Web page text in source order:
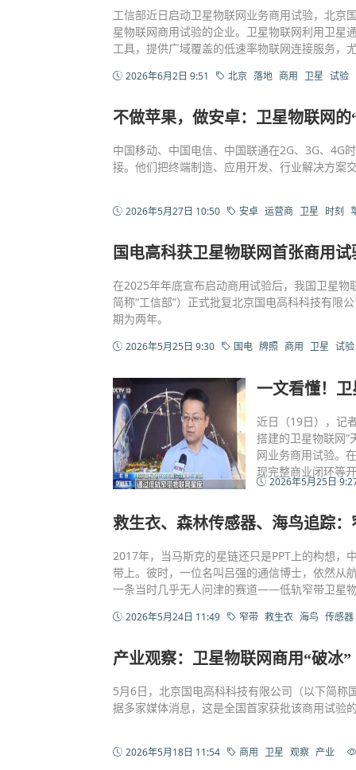
工信部近日启动卫星物联网业务商用试验，北京
星物联网商用试验的企业。卫星物联网利用卫星
工具，提供广域覆盖的低速率物联网连接服务，
2026年6月2日 9:51 北京 落地 商用 卫星 试验
不做苹果，做安卓：卫星物联网的
中国移动、中国电信、中国联通在2G、3G、4G
接。他们把终端制造、应用开发、行业解决方案
2026年5月27日 10:50 安卓 运营商 卫星 时刻
国电高科获卫星物联网首张商用
在2025年年底宣布启动商用试验后，我国卫星
简称“工信部”）正式批复北京国电高科科技有限
期为两年。
2026年5月25日 9:30 国电 牌照 商用 卫星 试验
一文看懂！
近日（19日），记
搭建的卫星物联网“
网业务商用试验。
现完整商业闭环等
2026年5月25日
救生衣、森林传感器、海鸟追踪
2017年，当马斯克的星链还只是PPT上的构想
带上。彼时，一位名叫吕强的通信博士，依然从
一条当时几乎无人问津的赛道——低轨窄带卫星
2026年5月24日 11:49 窄带 救生衣 海鸟 传感器
产业观察：卫星物联网商用“破冰”
5月6日，北京国电高科科技有限公司（以下简
据多家媒体消息，这是全国首家获批该商用试验
2026年5月18日 11:54 商用 卫星 观察 产业